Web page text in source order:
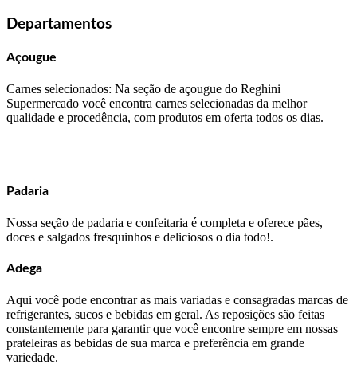
Departamentos
Açougue
Carnes selecionados: Na seção de açougue do Reghini
Supermercado você encontra carnes selecionadas da melhor
qualidade e procedência, com produtos em oferta todos os dias.
Padaria
Nossa seção de padaria e confeitaria é completa e oferece pães,
doces e salgados fresquinhos e deliciosos o dia todo!.
Adega
Aqui você pode encontrar as mais variadas e consagradas marcas de
refrigerantes, sucos e bebidas em geral. As reposições são feitas
constantemente para garantir que você encontre sempre em nossas
prateleiras as bebidas de sua marca e preferência em grande
variedade.